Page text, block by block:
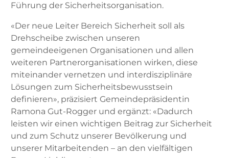
Führung der Sicherheitsorganisation.
«Der neue Leiter Bereich Sicherheit soll als
Drehscheibe zwischen unseren
gemeindeeigenen Organisationen und allen
weiteren Partnerorganisationen wirken, diese
miteinander vernetzen und interdisziplinäre
Lösungen zum Sicherheitsbewusstsein
definieren», präzisiert Gemeindepräsidentin
Ramona Gut-Rogger und ergänzt: «Dadurch
leisten wir einen wichtigen Beitrag zur Sicherheit
und zum Schutz unserer Bevölkerung und
unserer Mitarbeitenden – an den vielfältigen